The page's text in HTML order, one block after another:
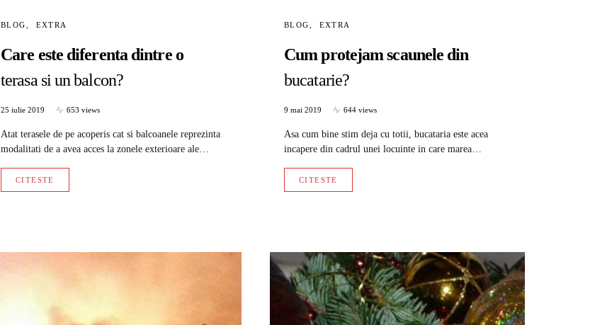
BLOG EXTRA
Care este diferenta dintre o
terasa si un balcon?
25 iulie 2019 653 views
Atat terasele de pe acoperis cat si balcoanele reprezinta
modalitati de a avea acces la zonele exterioare ale…
CITESTE
BLOG EXTRA
Cum protejam scaunele din
bucatarie?
9 mai 2019 644 views
Asa cum bine stim deja cu totii, bucataria este acea
incapere din cadrul unei locuinte in care marea…
CITESTE